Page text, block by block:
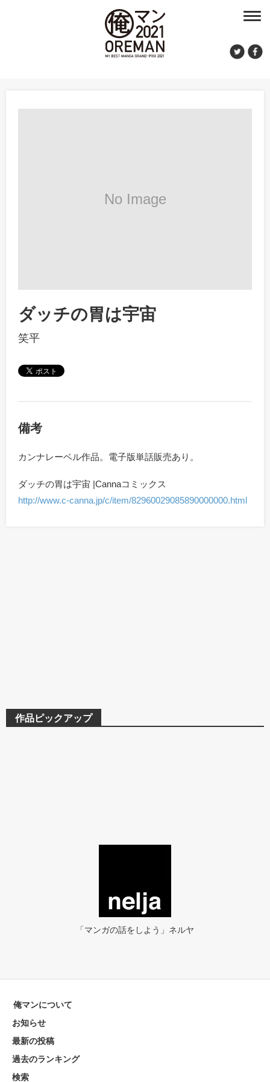
ダッチの胃は宇宙
笑平
備考
カンナレーベル作品。電子版単話販売あり。
ダッチの胃は宇宙 |Cannaコミックス
http://www.c-canna.jp/c/item/82960029085890000000.html
作品ピックアップ
「マンガの話をしよう」ネルヤ
俺マンについて
お知らせ
最新の投稿
過去のランキング
検索